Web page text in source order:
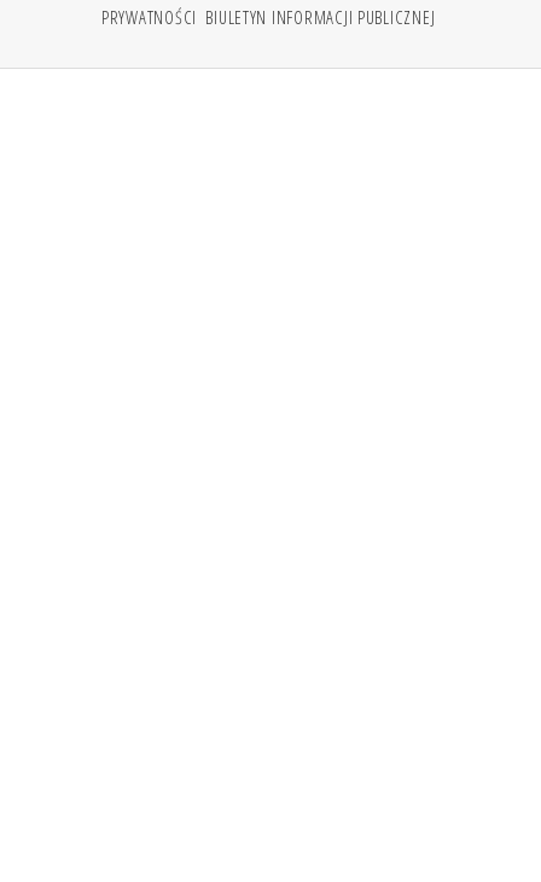
PRYWATNOŚCI BIULETYN INFORMACJI PUBLICZNEJ